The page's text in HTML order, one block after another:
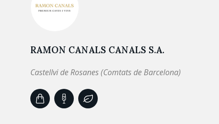
RAMON CANALS CANALS S.A.
Castellvi de Rosanes (Comtats de Barcelona)